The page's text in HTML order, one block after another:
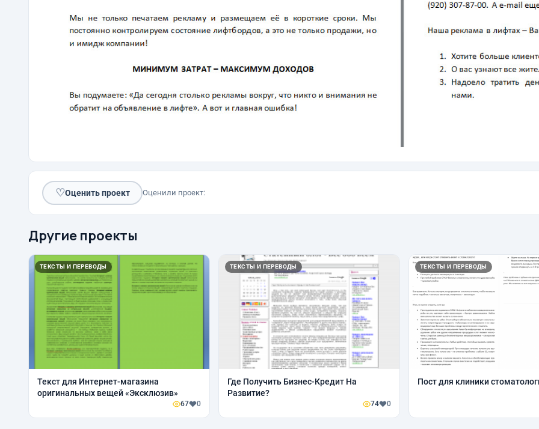
♡Оценить проект Оценили проект:
Другие проекты
ТЕКСТЫ И ПЕРЕВОДЫ
Текст для Интернет-магазина
оригинальных вещей «Эксклюзив»
67 0
ТЕКСТЫ И ПЕРЕВОДЫ
Где Получить Бизнес-Кредит На
Развитие?
74 0
ТЕКСТЫ И ПЕРЕВОДЫ
Пост для клиники